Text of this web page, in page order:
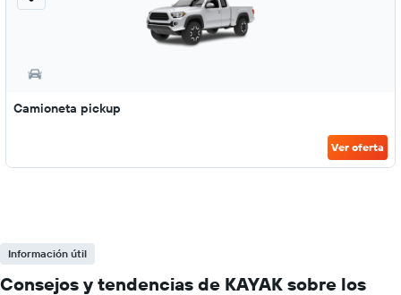
Camioneta pickup
Ver oferta
Información útil
Consejos y tendencias de KAYAK sobre los